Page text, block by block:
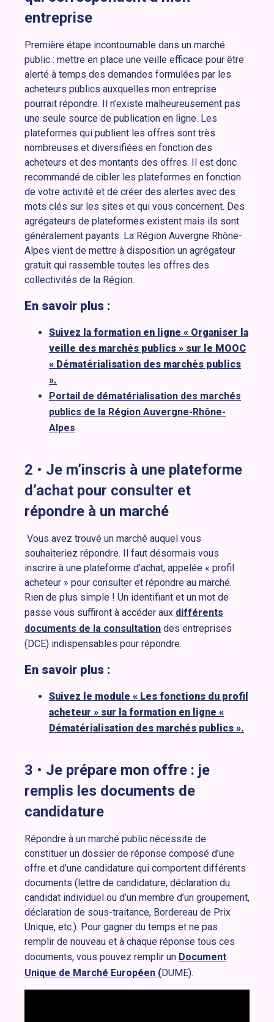
entreprise
Première étape incontournable dans un marché
public : mettre en place une veille efficace pour être
alerté à temps des demandes formulées par les
acheteurs publics auxquelles mon entreprise
pourrait répondre. Il n’existe malheureusement pas
une seule source de publication en ligne. Les
plateformes qui publient les offres sont très
nombreuses et diversifiées en fonction des
acheteurs et des montants des offres. Il est donc
recommandé de cibler les plateformes en fonction
de votre activité et de créer des alertes avec des
mots clés sur les sites et qui vous concernent. Des
agrégateurs de plateformes existent mais ils sont
généralement payants. La Région Auvergne Rhône-
Alpes vient de mettre à disposition un agrégateur
gratuit qui rassemble toutes les offres des
collectivités de la Région.
En savoir plus :
Suivez la formation en ligne « Organiser la
veille des marchés publics » sur le MOOC
« Dématérialisation des marchés publics
».
Portail de dématérialisation des marchés
publics de la Région Auvergne-Rhône-
Alpes
2 • Je m’inscris à une plateforme
d’achat pour consulter et
répondre à un marché
Vous avez trouvé un marché auquel vous
souhaiteriez répondre. Il faut désormais vous
inscrire à une plateforme d’achat, appelée « profil
acheteur » pour consulter et répondre au marché.
Rien de plus simple ! Un identifiant et un mot de
passe vous suffiront à accéder aux différents
documents de la consultation des entreprises
(DCE) indispensables pour répondre.
En savoir plus :
Suivez le module « Les fonctions du profil
acheteur » sur la formation en ligne «
Dématérialisation des marchés publics ».
3 • Je prépare mon offre : je
remplis les documents de
candidature
Répondre à un marché public nécessite de
constituer un dossier de réponse composé d’une
offre et d’une candidature qui comportent différents
documents (lettre de candidature, déclaration du
candidat individuel ou d’un membre d’un groupement,
déclaration de sous-traitance, Bordereau de Prix
Unique, etc.). Pour gagner du temps et ne pas
remplir de nouveau et à chaque réponse tous ces
documents, vous pouvez remplir un Document
Unique de Marché Européen (DUME).